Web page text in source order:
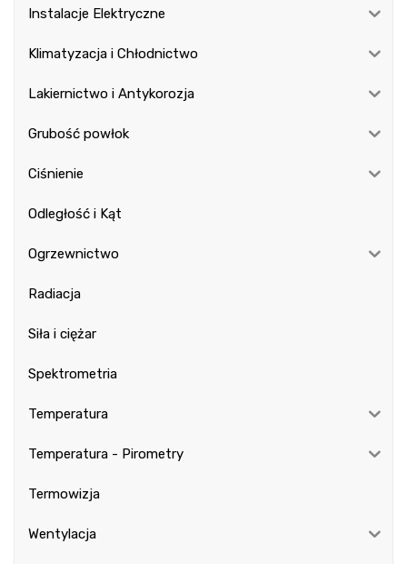
Instalacje Elektryczne
Klimatyzacja i Chłodnictwo
Lakiernictwo i Antykorozja
Grubość powłok
Ciśnienie
Odległość i Kąt
Ogrzewnictwo
Radiacja
Siła i ciężar
Spektrometria
Temperatura
Temperatura - Pirometry
Termowizja
Wentylacja